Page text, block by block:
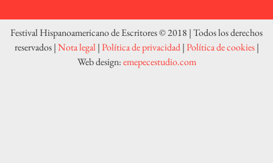
Festival Hispanoamericano de Escritores © 2018 | Todos los derechos
reservados |Nota legal|Política de privacidad|Política de cookies|
Web design:emepecestudio.com